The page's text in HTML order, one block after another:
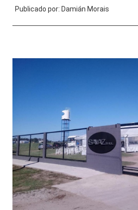
Publicado por: Damián Morais